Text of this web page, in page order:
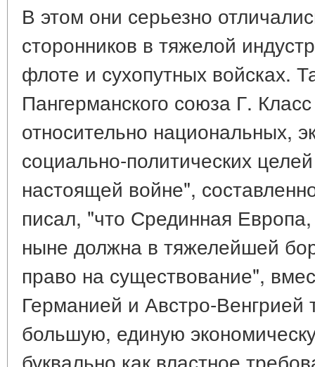
В этом они серьезно
сторонников в тяжелой
флоте и сухопутных войсках.
Пангерманского союза Г.
относительно национальных,
социально-политических
настоящей войне",
писал, "что Срединная
ныне должна в тяжелейшей
право на существование",
Германией и Австро-Венгрией
большую, единую
буквально как властное